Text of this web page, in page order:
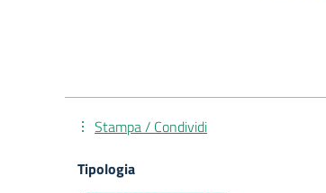
Stampa / Condividi
Tipologia